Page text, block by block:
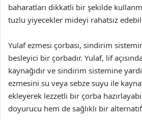
baharatları dikkatli bir şekilde
tuzlu yiyecekler mideyi rahatsız
Yulaf ezmesi çorbası, sindirim
besleyici bir çorbadır. Yulaf, lif
kaynağıdır ve sindirim sistemine
ezmesini su veya sebze suyu ile
ekleyerek lezzetli bir çorba
doyurucu hem de sağlıklı bir